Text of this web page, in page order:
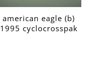
american eagle (b)
1995 cyclocrosspak